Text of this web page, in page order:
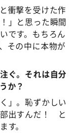
衝撃を受けた作
」と思った瞬間
です。もちろん
その中に本物が
ぐ。それは自分
か？
」。恥ずかしい
出すんだ！ と
す。